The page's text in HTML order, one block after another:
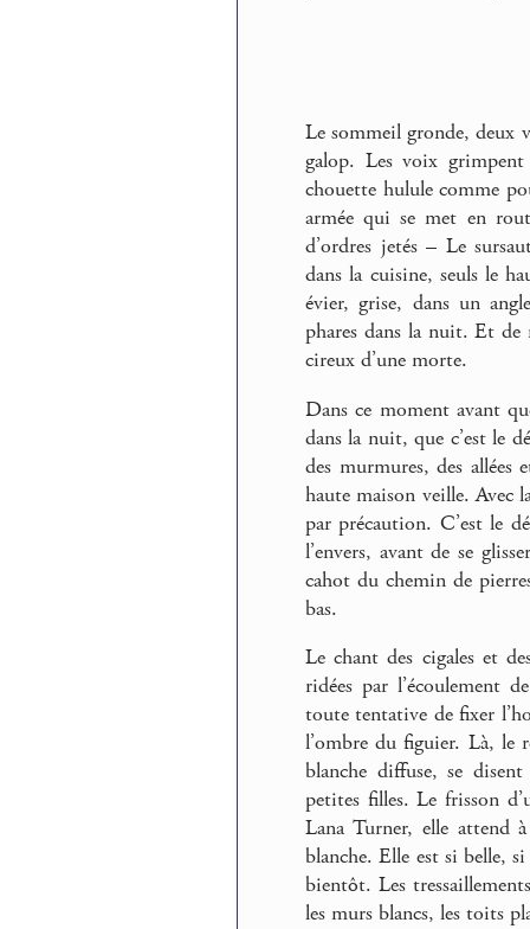
Le sommeil gronde, deux
galop. Les voix
chouette hulule comme
armée qui se met en
d’ordres jetés – Le
dans la cuisine, seuls le
évier, grise, dans un
phares dans la nuit. Et de
cireux d’une morte.
Dans ce moment avant
dans la nuit, que c’est le
des murmures, des allées
haute maison veille. Avec
par précaution. C’est le
l’envers, avant de se
cahot du chemin de
bas.
Le chant des cigales et
ridées par l’écoulement
toute tentative de fixer
l’ombre du figuier. Là, le
blanche diffuse, se
petites filles. Le frisson
Lana Turner, elle attend
blanche. Elle est si belle,
bientôt. Les
les murs blancs, les toits